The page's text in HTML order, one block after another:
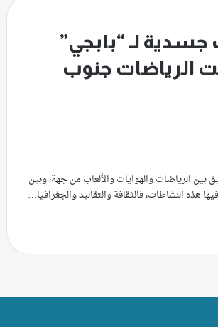
لـ “بابجي”
الرياضات جنوب
بين الرياضات والهوايات والألعاب من جهة، وبين
هذه النشاطات، فالثقافة والتقاليد والجغرافيا…